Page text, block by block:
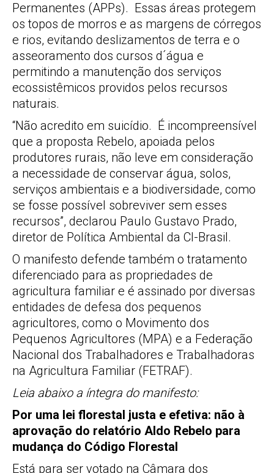
Permanentes (APPs). Essas áreas protegem
os topos de morros e as margens de córregos
e rios, evitando deslizamentos de terra e o
asseoramento dos cursos d´água e
permitindo a manutenção dos serviços
ecossistêmicos providos pelos recursos
naturais.
“Não acredito em suicídio. É incompreensível
que a proposta Rebelo, apoiada pelos
produtores rurais, não leve em consideração
a necessidade de conservar água, solos,
serviços ambientais e a biodiversidade, como
se fosse possível sobreviver sem esses
recursos”, declarou Paulo Gustavo Prado,
diretor de Política Ambiental da CI-Brasil.
O manifesto defende também o tratamento
diferenciado para as propriedades de
agricultura familiar e é assinado por diversas
entidades de defesa dos pequenos
agricultores, como o Movimento dos
Pequenos Agricultores (MPA) e a Federação
Nacional dos Trabalhadores e Trabalhadoras
na Agricultura Familiar (FETRAF).
Leia abaixo a íntegra do manifesto:
Por uma lei florestal justa e efetiva: não à
aprovação do relatório Aldo Rebelo para
mudança do Código Florestal
Está para ser votado na Câmara dos